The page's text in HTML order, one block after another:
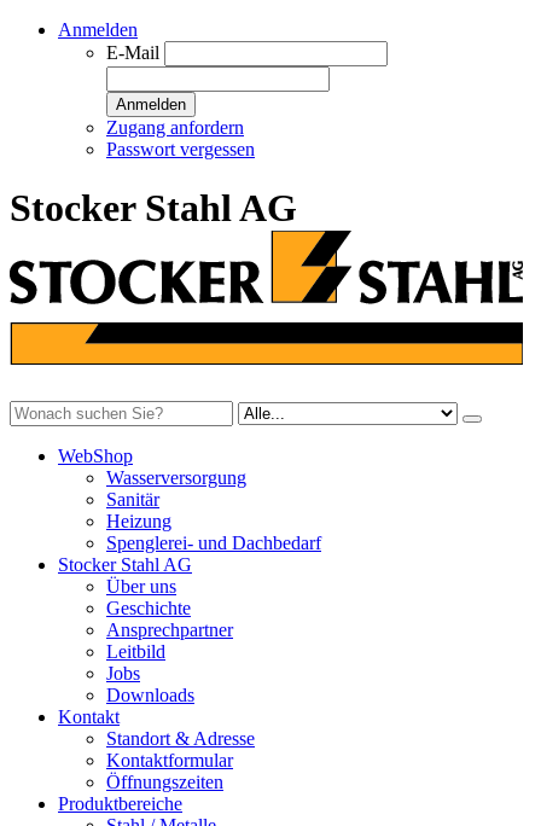
Anmelden
E-Mail
Anmelden
Zugang anfordern
Passwort vergessen
Stocker Stahl AG
WebShop
Wasserversorgung
Sanitär
Heizung
Spenglerei- und Dachbedarf
Stocker Stahl AG
Über uns
Geschichte
Ansprechpartner
Leitbild
Jobs
Downloads
Kontakt
Standort & Adresse
Kontaktformular
Öffnungszeiten
Produktbereiche